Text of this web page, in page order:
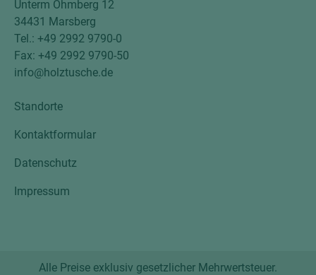
Unterm Ohmberg 12
34431 Marsberg
Tel.: +49 2992 9790-0
Fax: +49 2992 9790-50
info@holztusche.de
Standorte
Kontaktformular
Datenschutz
Impressum
Alle Preise exklusiv gesetzlicher Mehrwertsteuer.